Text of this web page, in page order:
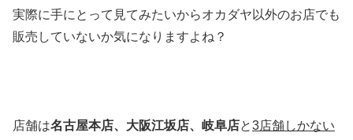
実際に手にとって見てみたいからオカダヤ以外のお店でも
販売していないか気になりますよね？
店舗は名古屋本店、大阪江坂店、岐阜店と3店舗しかない